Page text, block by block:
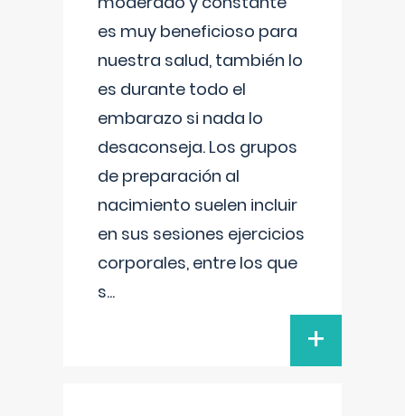
es muy beneficioso para
nuestra salud, también lo
es durante todo el
embarazo si nada lo
desaconseja. Los grupos
de preparación al
nacimiento suelen incluir
en sus sesiones ejercicios
corporales, entre los que
s...
+